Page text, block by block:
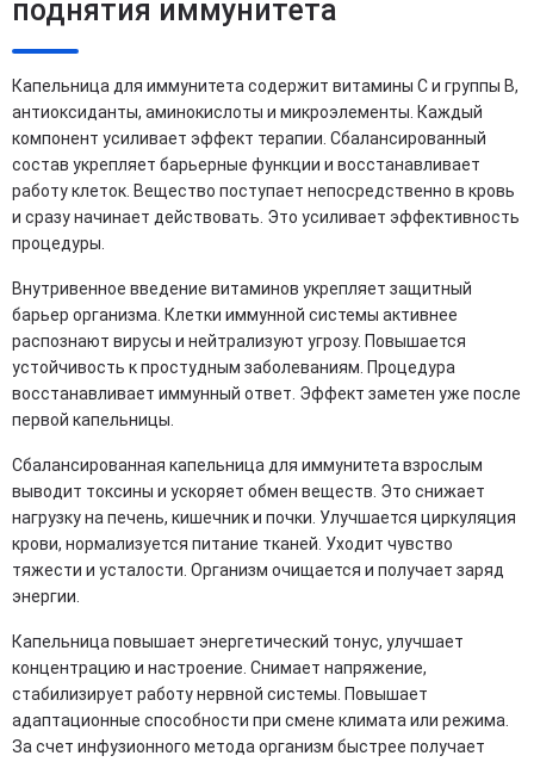
поднятия иммунитета
Капельница для иммунитета содержит витамины С и группы B,
антиоксиданты, аминокислоты и микроэлементы. Каждый
компонент усиливает эффект терапии. Сбалансированный
состав укрепляет барьерные функции и восстанавливает
работу клеток. Вещество поступает непосредственно в кровь
и сразу начинает действовать. Это усиливает эффективность
процедуры.
Внутривенное введение витаминов укрепляет защитный
барьер организма. Клетки иммунной системы активнее
распознают вирусы и нейтрализуют угрозу. Повышается
устойчивость к простудным заболеваниям. Процедура
восстанавливает иммунный ответ. Эффект заметен уже после
первой капельницы.
Сбалансированная капельница для иммунитета взрослым
выводит токсины и ускоряет обмен веществ. Это снижает
нагрузку на печень, кишечник и почки. Улучшается циркуляция
крови, нормализуется питание тканей. Уходит чувство
тяжести и усталости. Организм очищается и получает заряд
энергии.
Капельница повышает энергетический тонус, улучшает
концентрацию и настроение. Снимает напряжение,
стабилизирует работу нервной системы. Повышает
адаптационные способности при смене климата или режима.
За счет инфузионного метода организм быстрее получает